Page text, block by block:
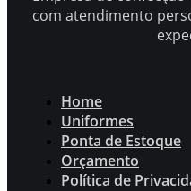
com atendimento
Home
Uniformes
Ponta de Estoque
Orçamento
Política de